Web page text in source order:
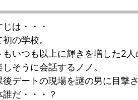
は・・・
の学校。
もいつも以上に輝きを増した2
そうに会話するノノ。
デートの現場を謎の男に目撃
だ・・・？